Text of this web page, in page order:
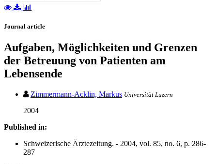
Journal article
Aufgaben, Möglichkeiten und Grenzen
der Betreuung von Patienten am
Lebensende
Zimmermann-Acklin, Markus Universität Luzern
2004
Published in:
Schweizerische Ärztezeitung. - 2004, vol. 85, no. 6, p. 286-
287